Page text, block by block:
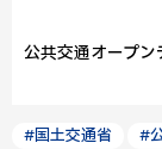
公共交通オープ
#国土交通省 #